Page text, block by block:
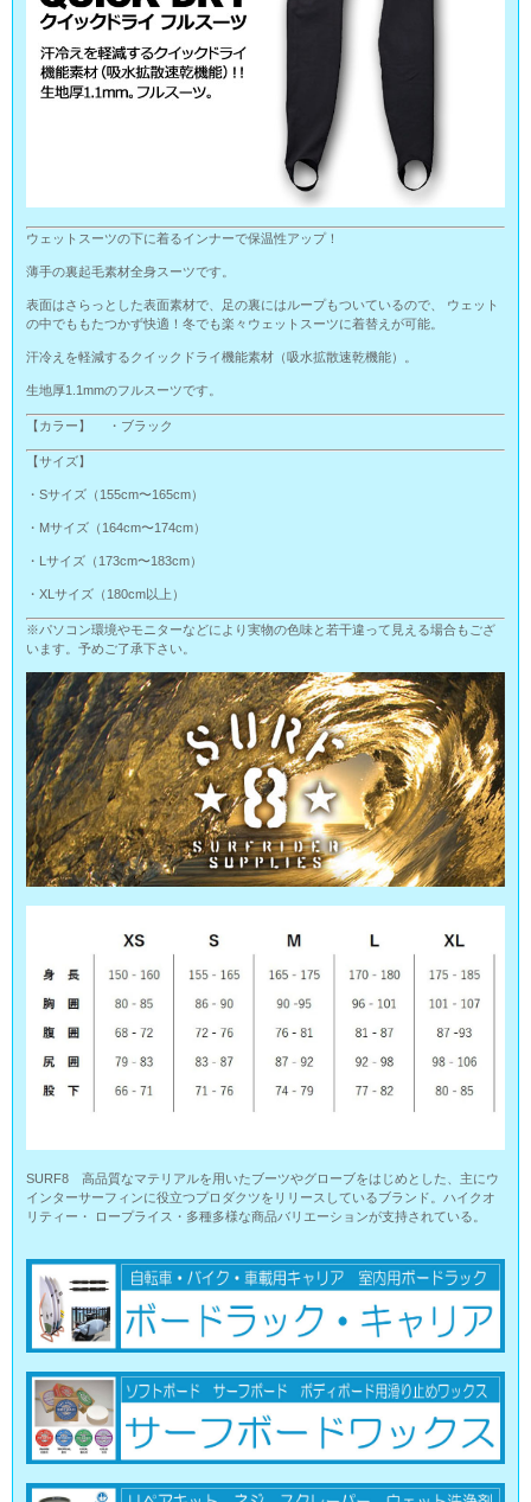
ウェットスーツの下に着るインナーで保温性アップ！
薄手の裏起毛素材全身スーツです。
表面はさらっとした表面素材で、足の裏にはループもついているので、 ウェット
の中でももたつかず快適！冬でも楽々ウェットスーツに着替えが可能。
汗冷えを軽減するクイックドライ機能素材（吸水拡散速乾機能）。
生地厚1.1mmのフルスーツです。
【カラー】 ・ブラック
【サイズ】
・Sサイズ（155cm〜165cm）
・Mサイズ（164cm〜174cm）
・Lサイズ（173cm〜183cm）
・XLサイズ（180cm以上）
※パソコン環境やモニターなどにより実物の色味と若干違って見える場合もござ
います。予めご了承下さい。
SURF8 高品質なマテリアルを用いたブーツやグローブをはじめとした、主にウ
インターサーフィンに役立つプロダクツをリリースしているブランド。ハイクオ
リティー・ ロープライス・多種多様な商品バリエーションが支持されている。